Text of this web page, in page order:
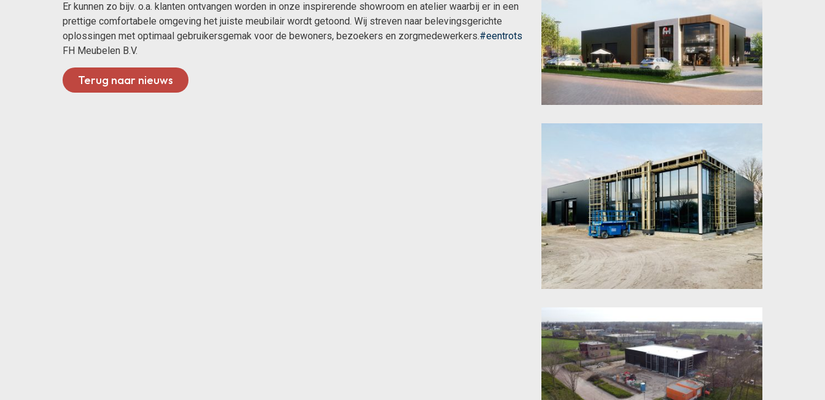
Er kunnen zo bijv. o.a. klanten ontvangen worden in onze inspirerende showroom en atelier waarbij er in een
prettige comfortabele omgeving het juiste meubilair wordt getoond. Wij streven naar belevingsgerichte
oplossingen met optimaal gebruikersgemak voor de bewoners, bezoekers en zorgmedewerkers.#eentrots
FH Meubelen B.V.
Terug naar nieuws